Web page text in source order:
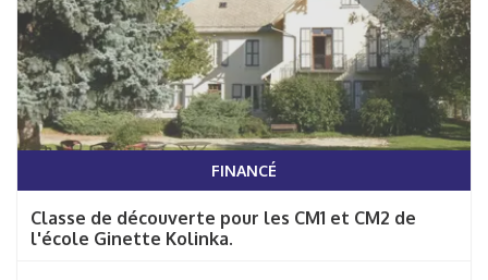
FINANCÉ
Classe de découverte pour les CM1 et CM2 de
l'école Ginette Kolinka.